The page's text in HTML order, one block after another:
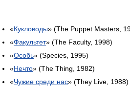
«Кукловоды» (The Puppet Masters,
«Факультет» (The Faculty, 1998)
«Особь» (Species, 1995)
«Нечто» (The Thing, 1982)
«Чужие среди нас» (They Live, 1988)